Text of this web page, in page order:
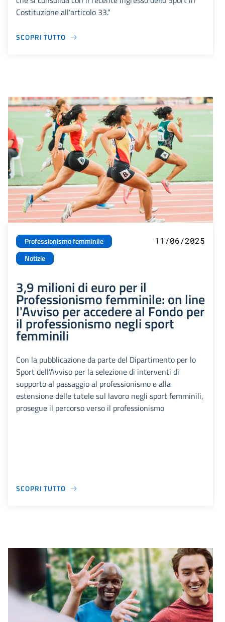
Costituzione all’articolo 33."
SCOPRI TUTTO
Professionismo femminile
Notizie
11/06/2025
3,9 milioni di euro per il
Professionismo femminile: on line
l'Avviso per accedere al Fondo per
il professionismo negli sport
femminili
Con la pubblicazione da parte del Dipartimento per lo
Sport dell’Avviso per la selezione di interventi di
supporto al passaggio al professionismo e alla
estensione delle tutele sul lavoro negli sport femminili,
prosegue il percorso verso il professionismo
SCOPRI TUTTO